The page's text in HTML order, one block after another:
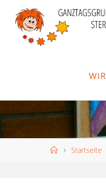
content
WIR
HomeStartseite